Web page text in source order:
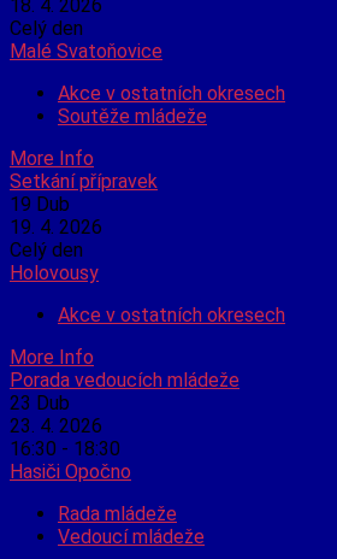
18. 4. 2026
Celý den
Malé Svatoňovice
Akce v ostatních okresech
Soutěže mládeže
More Info
Setkání přípravek
19 Dub
19. 4. 2026
Celý den
Holovousy
Akce v ostatních okresech
More Info
Porada vedoucích mládeže
23 Dub
23. 4. 2026
16:30 - 18:30
Hasiči Opočno
Rada mládeže
Vedoucí mládeže